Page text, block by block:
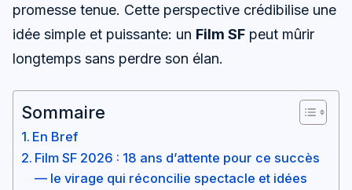
promesse tenue. Cette perspective crédibilise une
idée simple et puissante: un Film SF peut mûrir
longtemps sans perdre son élan.
Sommaire
En Bref
Film SF 2026 : 18 ans d’attente pour ce succès
— le virage qui réconcilie spectacle et idées